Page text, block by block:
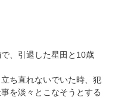
、引退した星田と10歳
ち直れないでいた時、犯
を淡々とこなそうとする